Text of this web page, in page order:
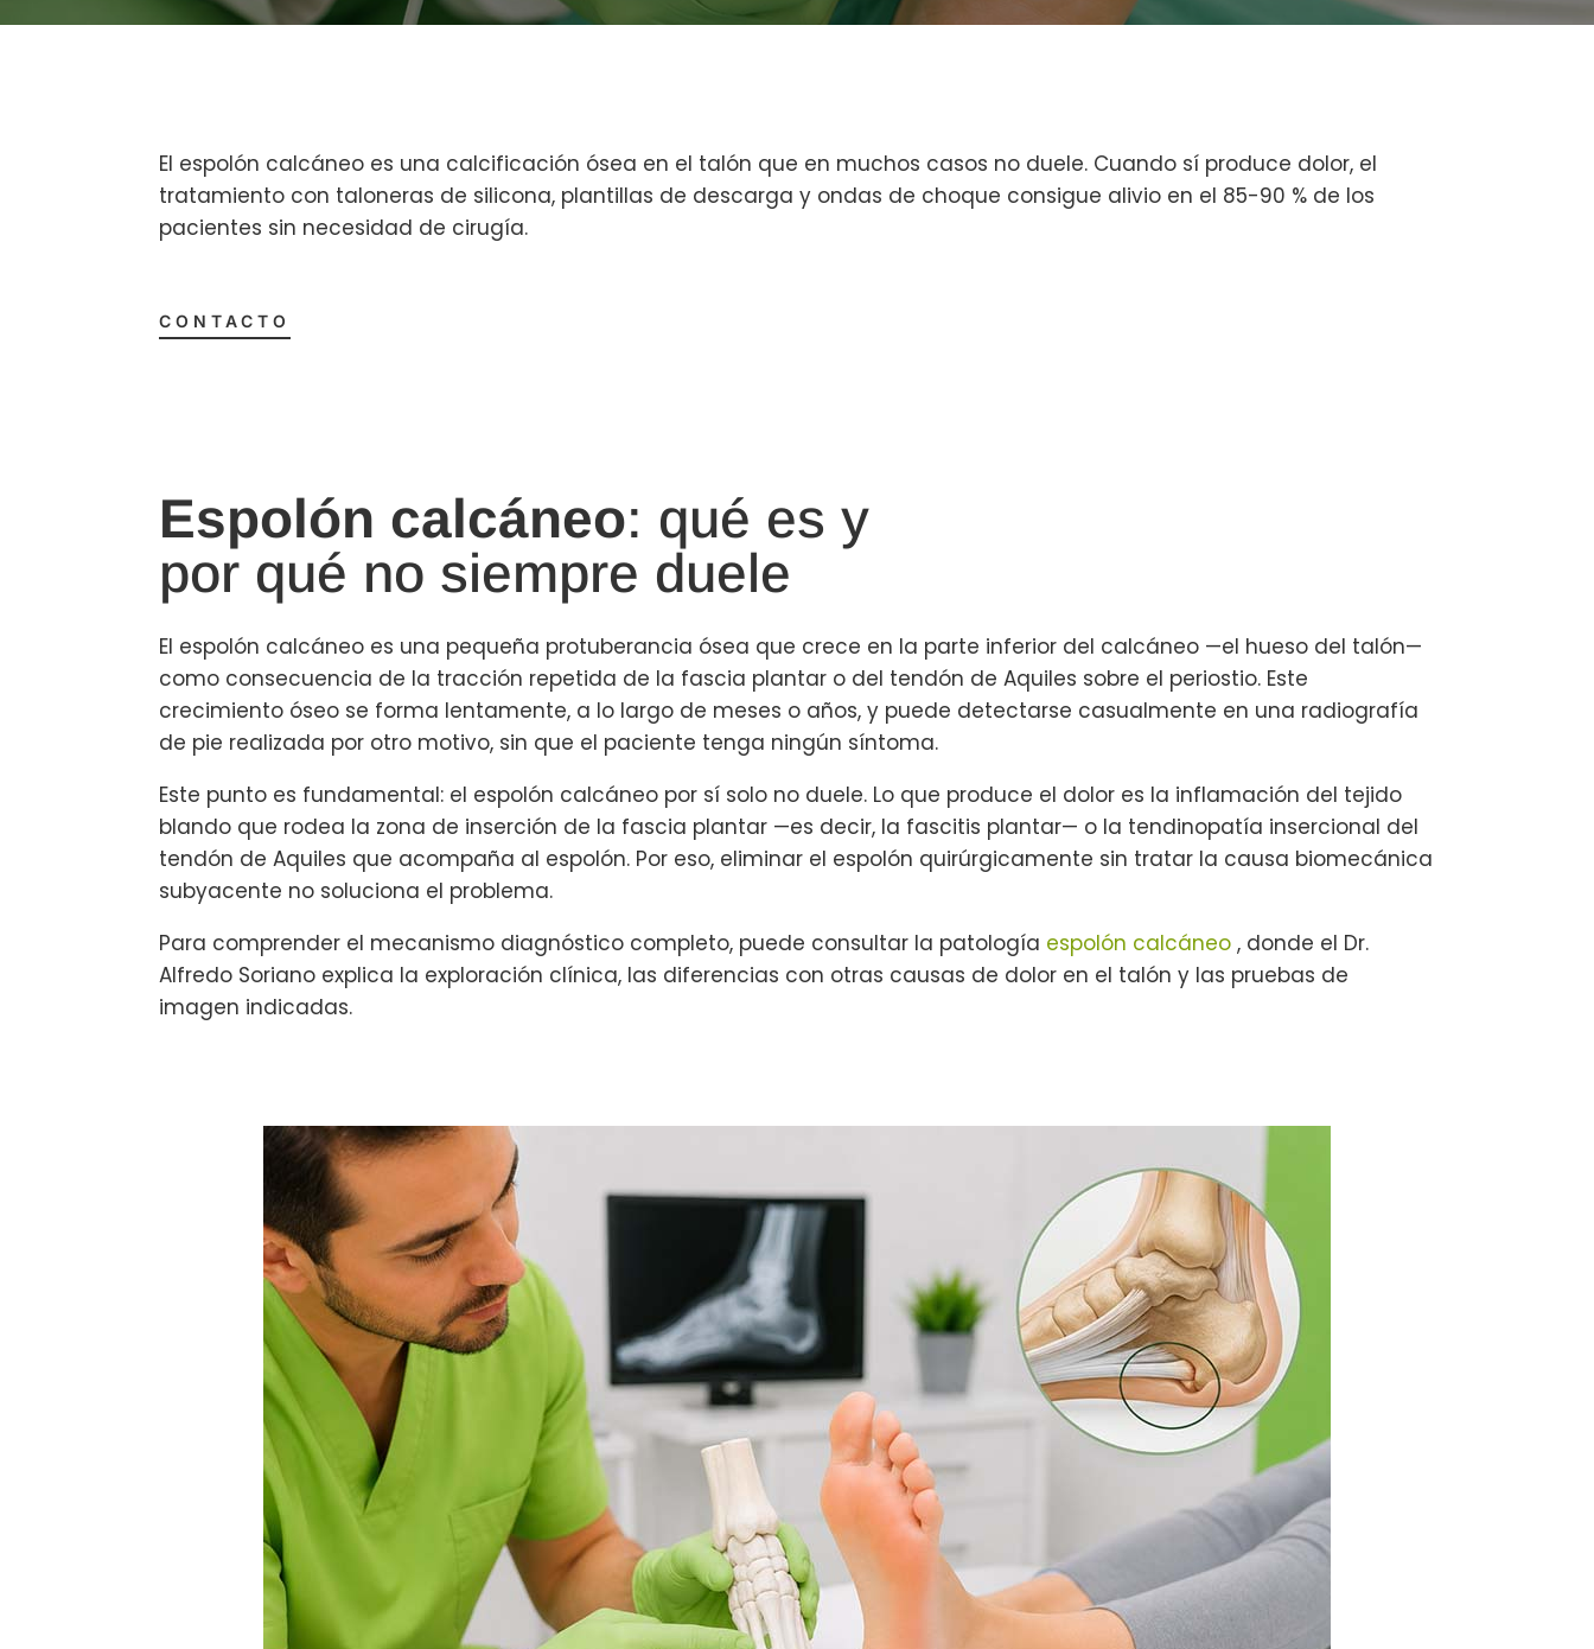
El espolón calcáneo es una calcificación ósea en el talón que en muchos casos no duele. Cuando sí produce dolor, el
tratamiento con taloneras de silicona, plantillas de descarga y ondas de choque consigue alivio en el 85-90 % de los
pacientes sin necesidad de cirugía.
CONTACTO
Espolón calcáneo: qué es y
por qué no siempre duele
El espolón calcáneo es una pequeña protuberancia ósea que crece en la parte inferior del calcáneo —el hueso del talón—
como consecuencia de la tracción repetida de la fascia plantar o del tendón de Aquiles sobre el periostio. Este
crecimiento óseo se forma lentamente, a lo largo de meses o años, y puede detectarse casualmente en una radiografía
de pie realizada por otro motivo, sin que el paciente tenga ningún síntoma.
Este punto es fundamental: el espolón calcáneo por sí solo no duele. Lo que produce el dolor es la inflamación del tejido
blando que rodea la zona de inserción de la fascia plantar —es decir, la fascitis plantar— o la tendinopatía insercional del
tendón de Aquiles que acompaña al espolón. Por eso, eliminar el espolón quirúrgicamente sin tratar la causa biomecánica
subyacente no soluciona el problema.
Para comprender el mecanismo diagnóstico completo, puede consultar la patología espolón calcáneo, donde el Dr.
Alfredo Soriano explica la exploración clínica, las diferencias con otras causas de dolor en el talón y las pruebas de
imagen indicadas.